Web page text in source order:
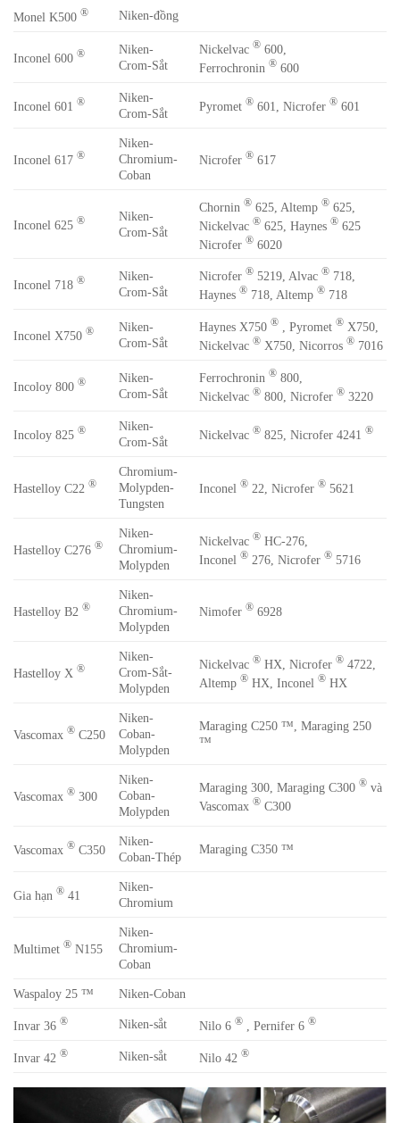
Monel K500 ® Niken-đồng
Inconel 600 ®
Niken-
Crom-Sắt
Nickelvac® 600,
Ferrochronin® 600
Inconel 601 ®
Niken-
Crom-Sắt
Pyromet® 601, Nicrofer® 601
Inconel 617 ®
Niken-
Chromium-
Coban
Nicrofer® 617
Inconel 625 ®
Niken-
Crom-Sắt
Chornin® 625, Altemp® 625,
Nickelvac® 625, Haynes® 625
Nicrofer® 6020
Inconel 718 ®
Niken-
Crom-Sắt
Nicrofer® 5219, Alvac® 718,
Haynes® 718, Altemp® 718
Inconel X750 ®
Niken-
Crom-Sắt
Haynes X750® , Pyromet® X750,
Nickelvac® X750, Nicorros® 7016
Incoloy 800 ®
Niken-
Crom-Sắt
Ferrochronin® 800,
Nickelvac® 800, Nicrofer® 3220
Incoloy 825 ®
Niken-
Crom-Sắt
Nickelvac® 825, Nicrofer 4241®
Hastelloy C22 ®
Chromium-
Molypden-
Tungsten
Inconel® 22, Nicrofer® 5621
Hastelloy C276 ®
Niken-
Chromium-
Molypden
Nickelvac® HC-276,
Inconel® 276, Nicrofer® 5716
Hastelloy B2 ®
Niken-
Chromium-
Molypden
Nimofer® 6928
Hastelloy X ®
Niken-
Crom-Sắt-
Molypden
Nickelvac® HX, Nicrofer® 4722,
Altemp® HX, Inconel® HX
Vascomax ® C250
Niken-
Coban-
Molypden
Maraging C250 ™, Maraging 250
™
Vascomax ® 300
Niken-
Coban-
Molypden
Maraging 300, Maraging C300® và
Vascomax® C300
Vascomax ® C350
Niken-
Coban-Thép
Maraging C350 ™
Gia hạn ® 41
Niken-
Chromium
Multimet ® N155
Niken-
Chromium-
Coban
Waspaloy 25 ™ Niken-Coban
Invar 36 ® Niken-sắt Nilo 6® , Pernifer 6®
Invar 42 ® Niken-sắt Nilo 42®